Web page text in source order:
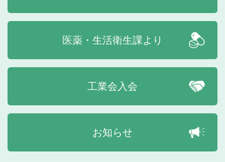
医薬・生活衛生課より
工業会入会
お知らせ